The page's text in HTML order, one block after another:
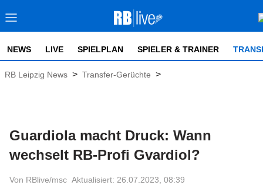
NEWS LIVE SPIELPLAN SPIELER & TRAINER
RB Leipzig News > Transfer-Gerüchte >
Guardiola macht Druck: Wann
wechselt RB-Profi Gvardiol?
Von RBlive/msc Aktualisiert: 26.07.2023, 08:39